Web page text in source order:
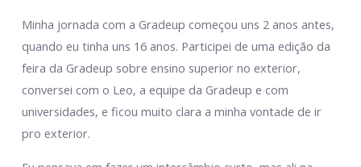
Minha jornada com a Gradeup começou uns 2 anos antes,
quando eu tinha uns 16 anos. Participei de uma edição da
feira da Gradeup sobre ensino superior no exterior,
conversei com o Leo, a equipe da Gradeup e com
universidades, e ficou muito clara a minha vontade de ir
pro exterior.